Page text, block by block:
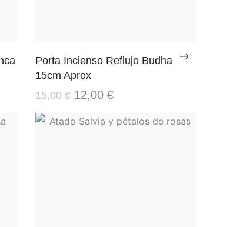
Porta Incienso Reflujo Budha
15cm Aprox
15,00€ 12,00 €